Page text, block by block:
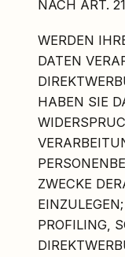
NACH ART.
WERDEN
DATEN
HABEN SIE
ZWECKE
PROFILING,